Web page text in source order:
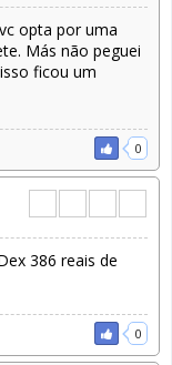
opta por uma
Más não peguei
ficou um
0
386 reais de
0